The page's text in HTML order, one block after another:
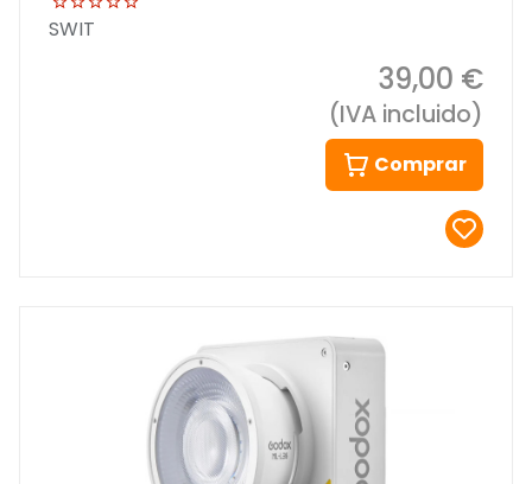
SWIT
39,00 €
(IVA incluido)
Comprar